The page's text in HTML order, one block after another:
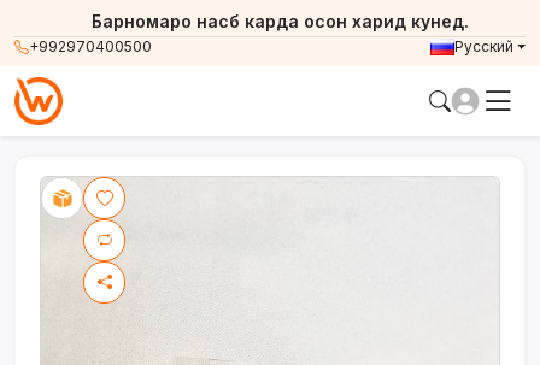
+992970400500
Барномаро насб карда осон харид кунед.
Русский